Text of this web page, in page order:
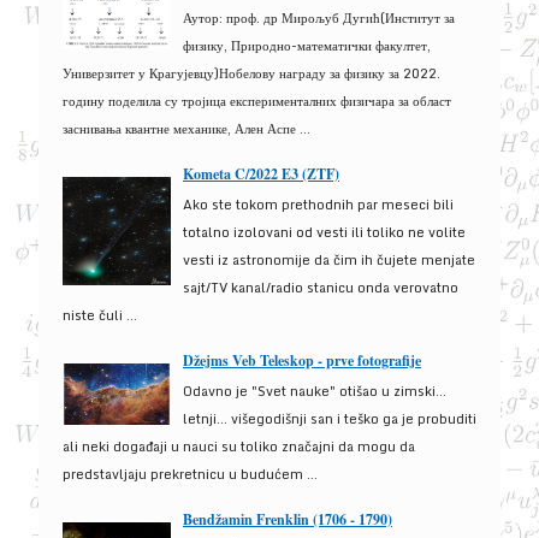
Аутор: проф. др Мирољуб Дугић(Институт за
физику, Природно-математички факултет,
Универзитет у Крагујевцу)Нобелову награду за физику за 2022.
годину поделила су тројица експерименталних физичара за област
заснивања квантне механике, Ален Аспе ...
Kometa C/2022 E3 (ZTF)
Ako ste tokom prethodnih par meseci bili
totalno izolovani od vesti ili toliko ne volite
vesti iz astronomije da čim ih čujete menjate
sajt/TV kanal/radio stanicu onda verovatno
niste čuli ...
Džejms Veb Teleskop - prve fotografije
Odavno je "Svet nauke" otišao u zimski...
letnji... višegodišnji san i teško ga je probuditi
ali neki događaji u nauci su toliko značajni da mogu da
predstavljaju prekretnicu u budućem ...
Bendžamin Frenklin (1706 - 1790)